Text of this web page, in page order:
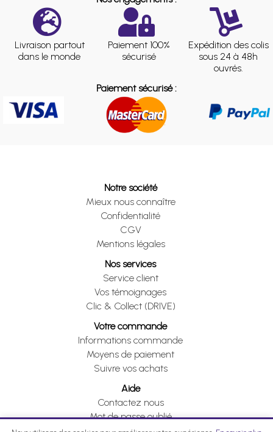
Livraison partout
dans le monde
Paiement 100%
sécurisé
Expédition des colis
sous 24 à 48h
ouvrés.
Paiement sécurisé :
Notre société
Mieux nous connaître
Confidentialité
CGV
Mentions légales
Nos services
Service client
Vos témoignages
Clic & Collect (DRIVE)
Votre commande
Informations commande
Moyens de paiement
Suivre vos achats
Aide
Contactez nous
Mot de passe oublié